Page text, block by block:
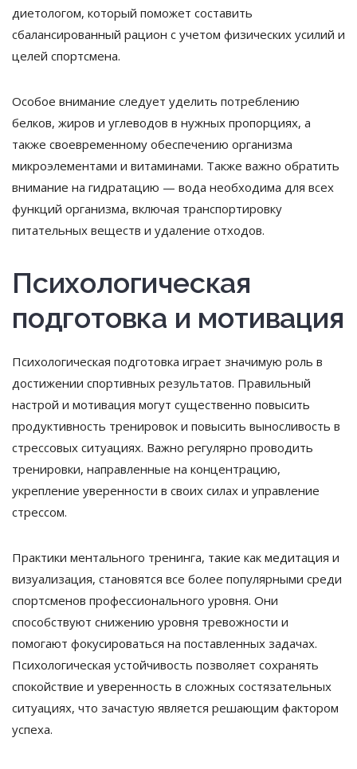
диетологом, который поможет составить
сбалансированный рацион с учетом физических усилий и
целей спортсмена.
Особое внимание следует уделить потреблению
белков, жиров и углеводов в нужных пропорциях, а
также своевременному обеспечению организма
микроэлементами и витаминами. Также важно обратить
внимание на гидратацию — вода необходима для всех
функций организма, включая транспортировку
питательных веществ и удаление отходов.
Психологическая
подготовка и мотивация
Психологическая подготовка играет значимую роль в
достижении спортивных результатов. Правильный
настрой и мотивация могут существенно повысить
продуктивность тренировок и повысить выносливость в
стрессовых ситуациях. Важно регулярно проводить
тренировки, направленные на концентрацию,
укрепление уверенности в своих силах и управление
стрессом.
Практики ментального тренинга, такие как медитация и
визуализация, становятся все более популярными среди
спортсменов профессионального уровня. Они
способствуют снижению уровня тревожности и
помогают фокусироваться на поставленных задачах.
Психологическая устойчивость позволяет сохранять
спокойствие и уверенность в сложных состязательных
ситуациях, что зачастую является решающим фактором
успеха.